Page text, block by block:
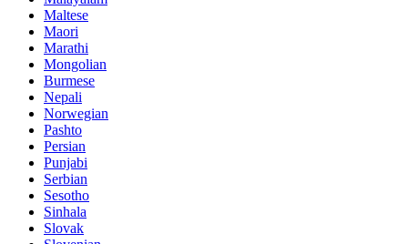
Maltese
Maori
Marathi
Mongolian
Burmese
Nepali
Norwegian
Pashto
Persian
Punjabi
Serbian
Sesotho
Sinhala
Slovak